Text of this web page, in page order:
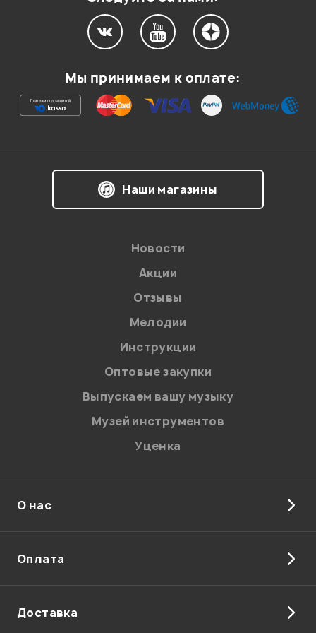
Ваша оценка:
на обработку персональных данных в
Политикой в отношении обработки
персональных данных.
Введите проверочное число:
Отправить
Мы принимаем к оплате:
Наши магазины
Новости
Акции
Отзывы
Мелодии
Инструкции
Оптовые закупки
Выпускаем вашу музыку
Музей инструментов
Уценка
О нас
Оплата
Доставка